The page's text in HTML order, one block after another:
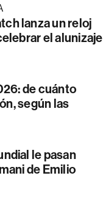
lanza un reloj
el alunizaje
de cuánto
según las
le pasan
de Emilio